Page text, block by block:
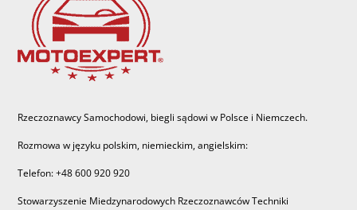
Rzeczoznawcy Samochodowi, biegli sądowi w Polsce i Niemczech.
Rozmowa w języku polskim, niemieckim, angielskim:
Telefon: +48 600 920 920
Stowarzyszenie Miedzynarodowych Rzeczoznawców Techniki